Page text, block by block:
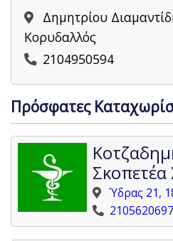
Δημητρίου
Κορυδαλλός
2104950594
Πρόσφατες
Ύδρας 21,
2105620697